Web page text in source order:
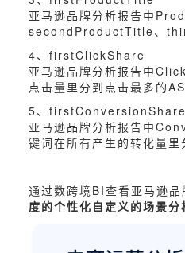
亚马逊品牌分析报告中
secondProductTitle、
4、firstClickShare
亚马逊品牌分析报告中
点击量里分到点击最多的
5、firstConversionShare
亚马逊品牌分析报告中
键词在所有产生的转化量
通过数跨境BI查看亚马逊
度的个性化自定义的场景分